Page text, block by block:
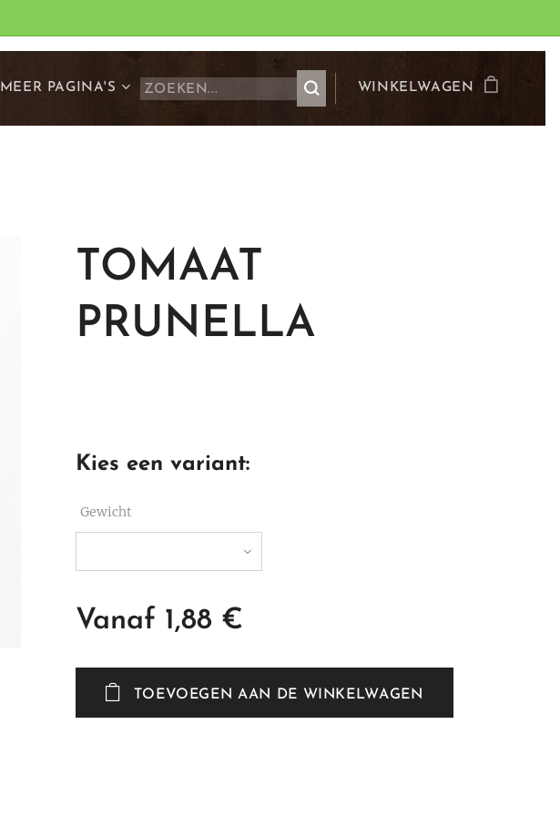
MEER PAGINA'S WINKELWAGEN
TOMAAT
PRUNELLA
Kies een variant:
Gewicht
Vanaf 1,88 €
TOEVOEGEN AAN DE WINKELWAGEN